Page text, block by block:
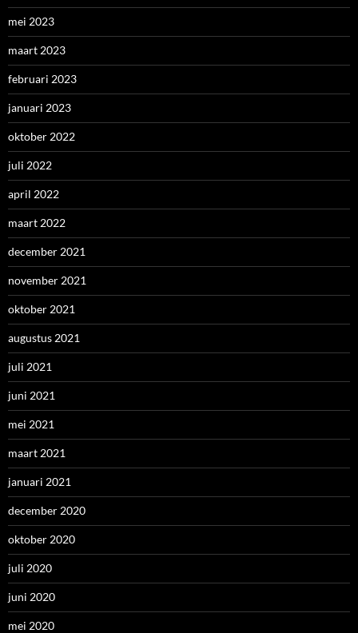
mei 2023
maart 2023
februari 2023
januari 2023
oktober 2022
juli 2022
april 2022
maart 2022
december 2021
november 2021
oktober 2021
augustus 2021
juli 2021
juni 2021
mei 2021
maart 2021
januari 2021
december 2020
oktober 2020
juli 2020
juni 2020
mei 2020